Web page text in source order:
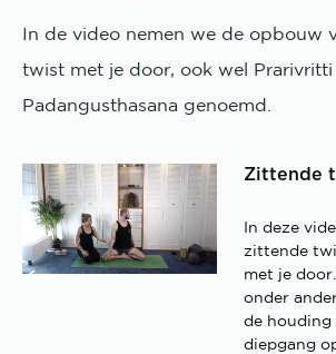
In de video nemen we de opbouw
twist met je door, ook wel Prarivritti
Padangusthasana genoemd.
Zittende
In deze
zittende
met je
onder
de houding
diepgang